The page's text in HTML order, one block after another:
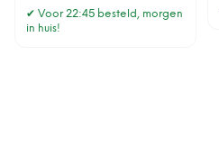
✔ Voor 22:45 besteld, morgen
in huis!